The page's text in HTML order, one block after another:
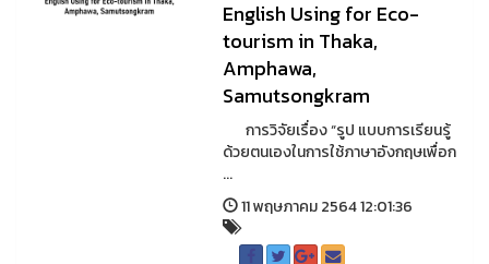
English Using for Eco-
tourism in Thaka,
Amphawa,
Samutsongkram
การวิจัยเรื่อง “รูป แบบการเรียนรู้
ด้วยตนเองในการใช้ภาษาอังกฤษเพื่อก
...
11 พฤษภาคม 2564 12:01:36